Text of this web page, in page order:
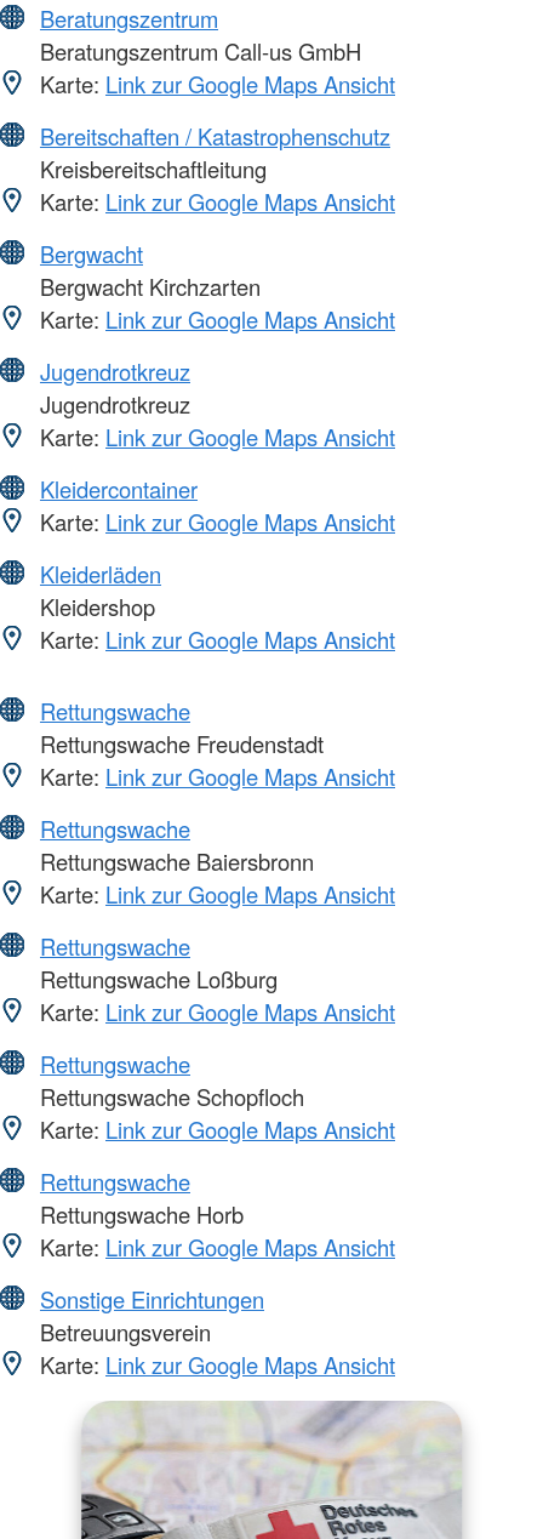
Beratungszentrum
Beratungszentrum Call-us GmbH
Karte: Link zur Google Maps Ansicht
Bereitschaften / Katastrophenschutz
Kreisbereitschaftleitung
Karte: Link zur Google Maps Ansicht
Bergwacht
Bergwacht Kirchzarten
Karte: Link zur Google Maps Ansicht
Jugendrotkreuz
Jugendrotkreuz
Karte: Link zur Google Maps Ansicht
Kleidercontainer
Karte: Link zur Google Maps Ansicht
Kleiderläden
Kleidershop
Karte: Link zur Google Maps Ansicht
Rettungswache
Rettungswache Freudenstadt
Karte: Link zur Google Maps Ansicht
Rettungswache
Rettungswache Baiersbronn
Karte: Link zur Google Maps Ansicht
Rettungswache
Rettungswache Loßburg
Karte: Link zur Google Maps Ansicht
Rettungswache
Rettungswache Schopfloch
Karte: Link zur Google Maps Ansicht
Rettungswache
Rettungswache Horb
Karte: Link zur Google Maps Ansicht
Sonstige Einrichtungen
Betreuungsverein
Karte: Link zur Google Maps Ansicht